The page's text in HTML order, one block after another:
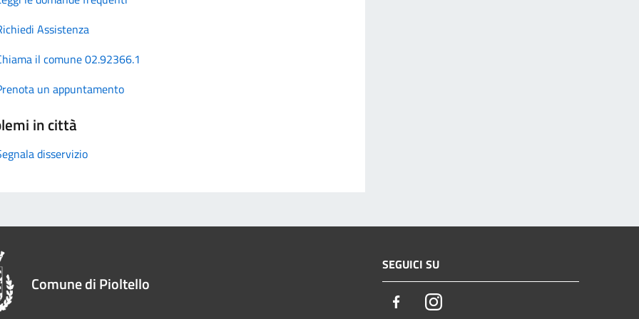
Assistenza
il comune 02.92366.1
un appuntamento
in città
disservizio
Comune di Pioltello
SEGUICI SU
FacebookInstagram